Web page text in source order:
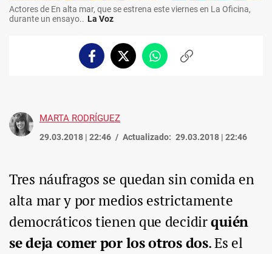
Actores de En alta mar, que se estrena este viernes en La Oficina,
durante un ensayo.. La Voz
FacebookTwitterWhatsappCopiar
MARTA RODRÍGUEZ
29.03.2018 | 22:46 Actualizado: 29.03.2018 | 22:46
Tres náufragos se quedan sin comida en
alta mar y por medios estrictamente
democráticos tienen que decidirquién
se deja comer por los otros dos. Es el